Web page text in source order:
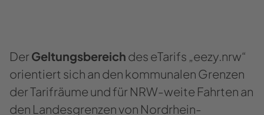
DerGel­tungs­be­reich des eTa­rifs „eezy.nrw“
ori­en­tiert sich an den kom­mu­na­len Gren­zen
der Ta­rifräu­me und für NRW-​weite Fahr­ten an
den Lan­des­gren­zen von Nordrhein-​​